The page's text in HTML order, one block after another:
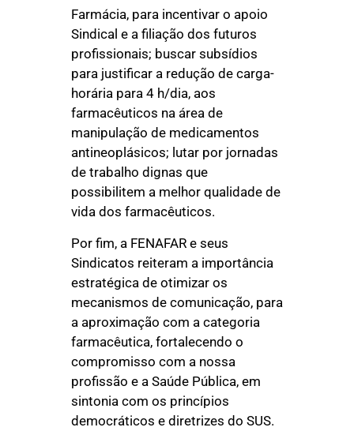
Farmácia, para incentivar o apoio
Sindical e a filiação dos futuros
profissionais; buscar subsídios
para justificar a redução de carga-
horária para 4 h/dia, aos
farmacêuticos na área de
manipulação de medicamentos
antineoplásicos; lutar por jornadas
de trabalho dignas que
possibilitem a melhor qualidade de
vida dos farmacêuticos.
Por fim, a FENAFAR e seus
Sindicatos reiteram a importância
estratégica de otimizar os
mecanismos de comunicação, para
a aproximação com a categoria
farmacêutica, fortalecendo o
compromisso com a nossa
profissão e a Saúde Pública, em
sintonia com os princípios
democráticos e diretrizes do SUS.